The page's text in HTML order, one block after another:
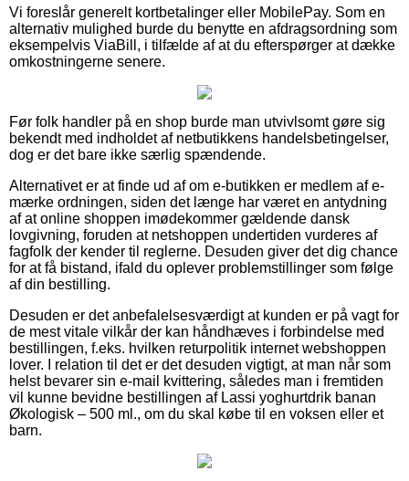
Vi foreslår generelt kortbetalinger eller MobilePay. Som en
alternativ mulighed burde du benytte en afdragsordning som
eksempelvis ViaBill, i tilfælde af at du efterspørger at dække
omkostningerne senere.
Før folk handler på en shop burde man utvivlsomt gøre sig
bekendt med indholdet af netbutikkens handelsbetingelser,
dog er det bare ikke særlig spændende.
Alternativet er at finde ud af om e-butikken er medlem af e-
mærke ordningen, siden det længe har været en antydning
af at online shoppen imødekommer gældende dansk
lovgivning, foruden at netshoppen undertiden vurderes af
fagfolk der kender til reglerne. Desuden giver det dig chance
for at få bistand, ifald du oplever problemstillinger som følge
af din bestilling.
Desuden er det anbefalelsesværdigt at kunden er på vagt for
de mest vitale vilkår der kan håndhæves i forbindelse med
bestillingen, f.eks. hvilken returpolitik internet webshoppen
lover. I relation til det er det desuden vigtigt, at man når som
helst bevarer sin e-mail kvittering, således man i fremtiden
vil kunne bevidne bestillingen af Lassi yoghurtdrik banan
Økologisk – 500 ml., om du skal købe til en voksen eller et
barn.